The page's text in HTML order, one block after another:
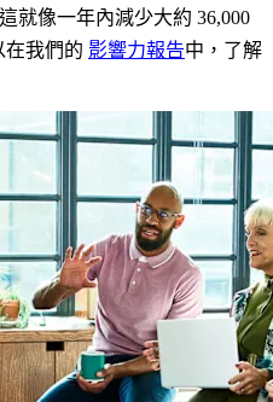
就像一年內減少大約 36,000
在我們的 影響力報告中，了解